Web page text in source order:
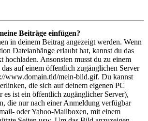
Beiträge einfügen?
in deinem Beitrag angezeigt werden. Wenn
Dateianhänge erlaubt hat, kannst du das
hochladen. Ansonsten musst du zu einem
auf einem öffentlich zugänglichen Server
www.domain.tld/mein-bild.gif. Du kannst
die sich auf deinem eigenen PC
es ist ein öffentlich zugänglicher Server),
die nur nach einer Anmeldung verfügbar
oder Yahoo-Mailboxen, mit einem